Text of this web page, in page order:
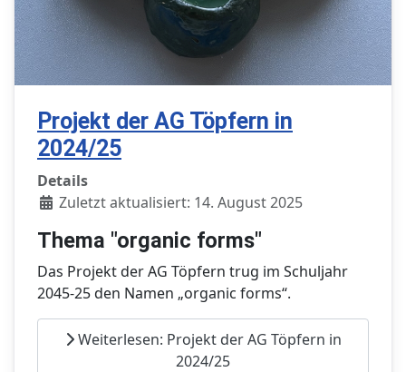
Projekt der AG Töpfern in
2024/25
Details
Zuletzt aktualisiert: 14. August 2025
Thema "organic forms"
Das Projekt der AG Töpfern trug im Schuljahr
2045-25 den Namen „organic forms“.
Weiterlesen: Projekt der AG Töpfern in
2024/25